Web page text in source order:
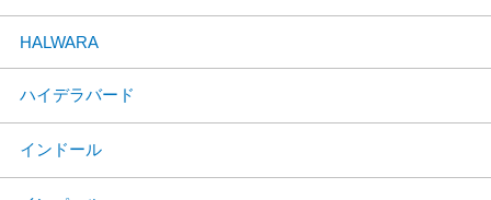
HALWARA
ハイデラバード
インドール